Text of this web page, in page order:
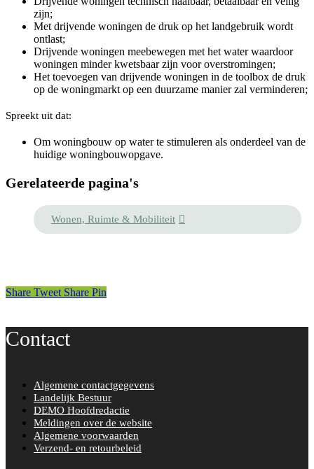
zijn;
Met drijvende woningen de druk op het landgebruik wordt
ontlast;
Drijvende woningen meebewegen met het water waardoor
woningen minder kwetsbaar zijn voor overstromingen;
Het toevoegen van drijvende woningen in de toolbox de druk
op de woningmarkt op een duurzame manier zal verminderen;
Spreekt uit dat:
Om woningbouw op water te stimuleren als onderdeel van de
huidige woningbouwopgave.
Gerelateerde pagina's
Wonen, Ruimte & Mobiliteit
Share Tweet Share Pin
Contact
Algemene contactgegevens
Landelijk Bestuur
DEMO Hoofdredactie
Meldingen over de website
Algemene voorwaarden
Verzend- en retourbeleid